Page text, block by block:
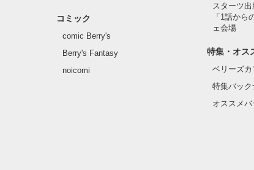
コミック
comic Berry's
Berry's Fantasy
noicomi
スターツ
「1話から
ェ会場
特集・オス
ベリーズ
特集バック
オススメ